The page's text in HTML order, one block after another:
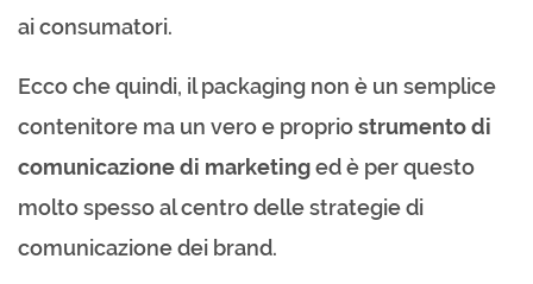
ai consumatori.
Ecco che quindi, il packaging non è un semplice
contenitore ma un vero e propriostrumento di
comunicazione di marketinged è per questo
molto spesso al centro delle strategie di
comunicazione dei brand.